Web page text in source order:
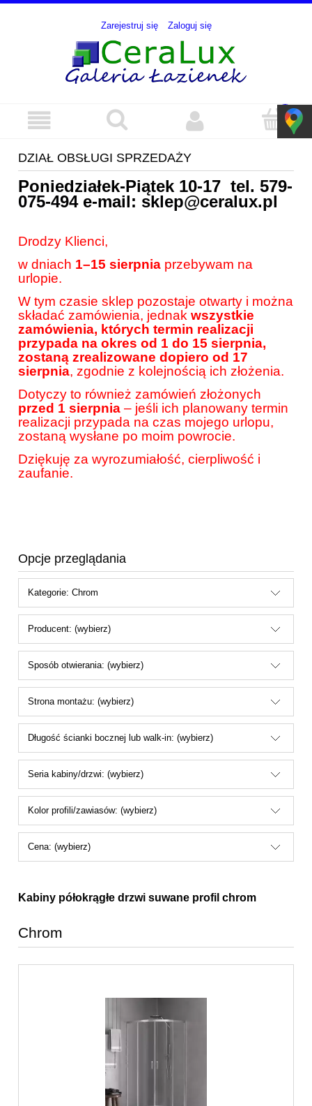
Zarejestruj się Zaloguj się
DZIAŁ OBSŁUGI SPRZEDAŻY
Poniedziałek-Piątek 10-17 tel. 579-
075-494e-mail: sklep@ceralux.pl
Drodzy Klienci,
w dniach 1–15 sierpnia przebywam na
urlopie.
W tym czasie sklep pozostaje otwarty i można
składać zamówienia, jednak wszystkie
zamówienia, których termin realizacji
przypada na okres od 1 do 15 sierpnia,
zostaną zrealizowane dopiero od 17
sierpnia, zgodnie z kolejnością ich złożenia.
Dotyczy to również zamówień złożonych
przed 1 sierpnia – jeśli ich planowany termin
realizacji przypada na czas mojego urlopu,
zostaną wysłane po moim powrocie.
Dziękuję za wyrozumiałość, cierpliwość i
zaufanie.
Opcje przeglądania
Kategorie: Chrom
Producent: (wybierz)
Sposób otwierania: (wybierz)
Strona montażu: (wybierz)
Długość ścianki bocznej lub walk-in: (wybierz)
Seria kabiny/drzwi: (wybierz)
Kolor profili/zawiasów: (wybierz)
Cena: (wybierz)
Kabiny półokrągłe drzwi suwane profil chrom
Chrom